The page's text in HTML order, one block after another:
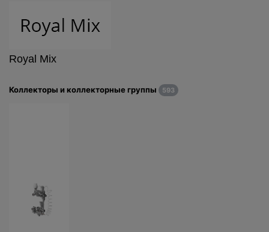
Royal Mix
Коллекторы и коллекторные группы 593